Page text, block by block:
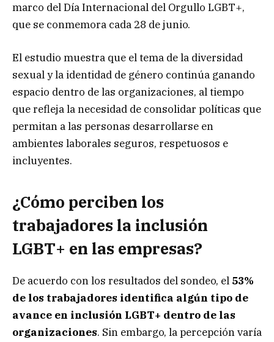
marco del Día Internacional del Orgullo LGBT+,
que se conmemora cada 28 de junio.
El estudio muestra que el tema de la diversidad
sexual y la identidad de género continúa ganando
espacio dentro de las organizaciones, al tiempo
que refleja la necesidad de consolidar políticas que
permitan a las personas desarrollarse en
ambientes laborales seguros, respetuosos e
incluyentes.
¿Cómo perciben los
trabajadores la inclusión
LGBT+ en las empresas?
De acuerdo con los resultados del sondeo, el 53%
de los trabajadores identifica algún tipo de
avance en inclusión LGBT+ dentro de las
organizaciones. Sin embargo, la percepción varía